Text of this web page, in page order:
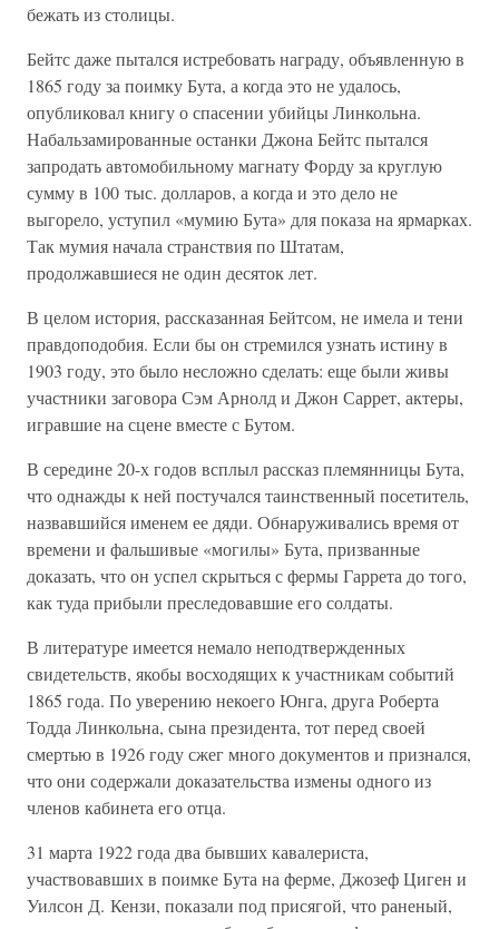
бежать из столицы.
Бейтс даже пытался истребовать награду, объявленную в
1865 году за поимку Бута, а когда это не удалось,
опубликовал книгу о спасении убийцы Линкольна.
Набальзамированные останки Джона Бейтс пытался
запродать автомобильному магнату Форду за круглую
сумму в 100 тыс. долларов, а когда и это дело не
выгорело, уступил «мумию Бута» для показа на ярмарках.
Так мумия начала странствия по Штатам,
продолжавшиеся не один десяток лет.
В целом история, рассказанная Бейтсом, не имела и тени
правдоподобия. Если бы он стремился узнать истину в
1903 году, это было несложно сделать: еще были живы
участники заговора Сэм Арнолд и Джон Саррет, актеры,
игравшие на сцене вместе с Бутом.
В середине 20-х годов всплыл рассказ племянницы Бута,
что однажды к ней постучался таинственный посетитель,
назвавшийся именем ее дяди. Обнаруживались время от
времени и фальшивые «могилы» Бута, призванные
доказать, что он успел скрыться с фермы Гаррета до того,
как туда прибыли преследовавшие его солдаты.
В литературе имеется немало неподтвержденных
свидетельств, якобы восходящих к участникам событий
1865 года. По уверению некоего Юнга, друга Роберта
Тодда Линкольна, сына президента, тот перед своей
смертью в 1926 году сжег много документов и признался,
что они содержали доказательства измены одного из
членов кабинета его отца.
31 марта 1922 года два бывших кавалериста,
участвовавших в поимке Бута на ферме, Джозеф Циген и
Уилсон Д. Кензи, показали под присягой, что раненый,